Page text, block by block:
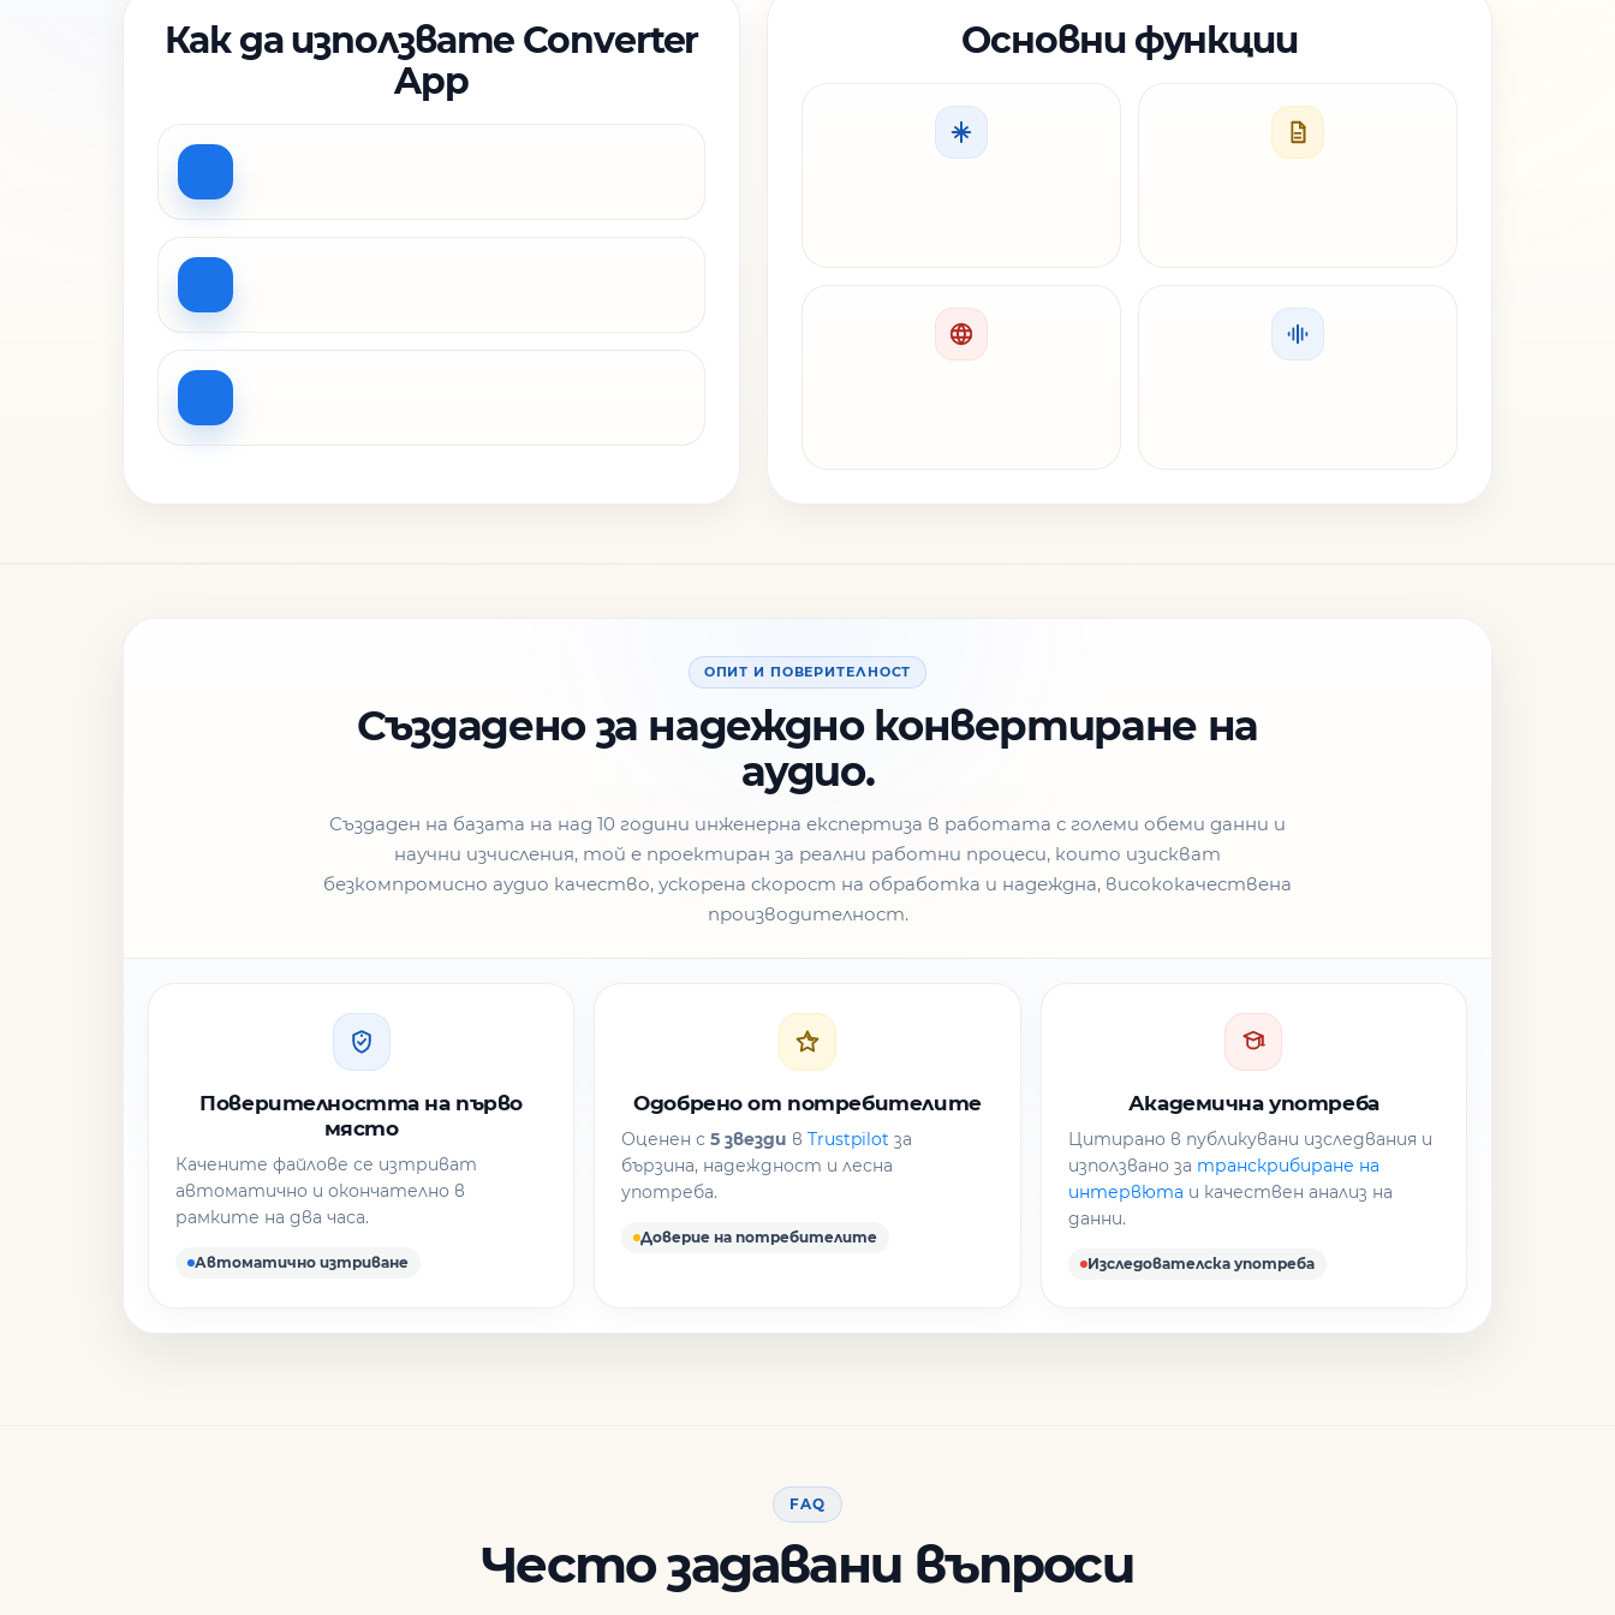
Как да използвате Converter
App
Основни функции
ОПИТ И ПОВЕРИТЕЛНОСТ
Създадено за надеждно конвертиране на
аудио.
Създаден на базата на над 10 години инженерна експертиза в работата с големи обеми данни и
научни изчисления, той е проектиран за реални работни процеси, които изискват
безкомпромисно аудио качество, ускорена скорост на обработка и надеждна, висококачествена
производителност.
Поверителността на първо
място
Качените файлове се изтриват
автоматично и окончателно в
рамките на два часа.
Автоматично изтриване
Одобрено от потребителите
Оценен с5 звезди вTrustpilot за
бързина, надеждност и лесна
употреба.
Доверие на потребителите
Академична употреба
Цитирано в публикувани изследвания и
използвано за транскрибиране на
интервюта и качествен анализ на
данни.
Изследователска употреба
FAQ
Често задавани въпроси